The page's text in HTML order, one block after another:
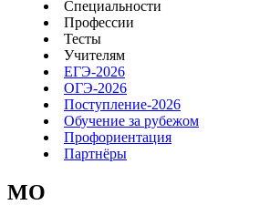
Специальности
Профессии
Тесты
Учителям
ЕГЭ-2026
ОГЭ-2026
Поступление-2026
Обучение за рубежом
Профориентация
Партнёры
MO